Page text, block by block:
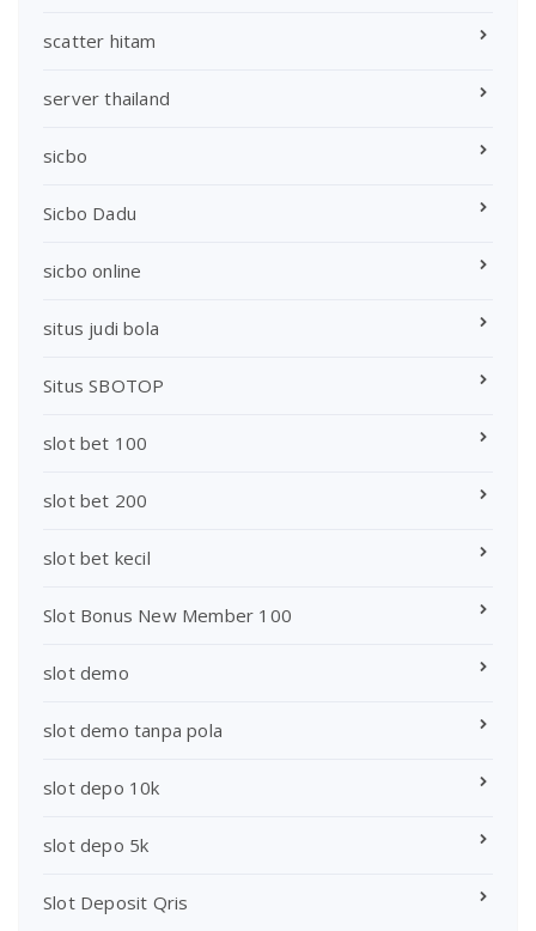
scatter hitam
server thailand
sicbo
Sicbo Dadu
sicbo online
situs judi bola
Situs SBOTOP
slot bet 100
slot bet 200
slot bet kecil
Slot Bonus New Member 100
slot demo
slot demo tanpa pola
slot depo 10k
slot depo 5k
Slot Deposit Qris